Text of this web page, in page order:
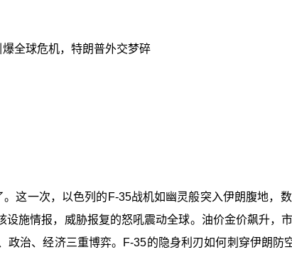
全球危机，特朗普外交梦碎
这一次，以色列的F-35战机如幽灵般突入伊朗腹地，
设施情报，威胁报复的怒吼震动全球。油价金价飙升
治、经济三重博弈。F-35的隐身利刃如何刺穿伊朗防